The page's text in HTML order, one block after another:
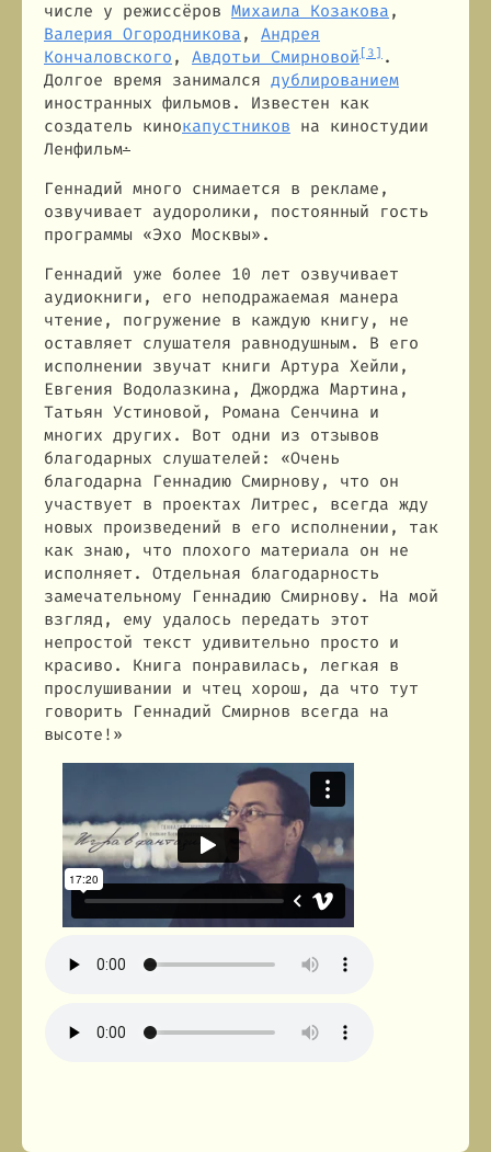
числе у режиссёров Михаила Козакова ,
Валерия Огородникова , Андрея
Кончаловского , Авдотьи Смирновой [3] .
Долгое время занимался дублированием
иностранных фильмов. Известен как
создатель кинокапустников на киностудии
Ленфильм.
Геннадий много снимается в рекламе,
озвучивает аудоролики, постоянный гость
программы «Эхо Москвы».
Геннадий уже более 10 лет озвучивает
аудиокниги, его неподражаемая манера
чтение, погружение в каждую книгу, не
оставляет слушателя равнодушным. В его
исполнении звучат книги Артура Хейли,
Евгения Водолазкина, Джорджа Мартина,
Татьян Устиновой, Романа Сенчина и
многих других. Вот одни из отзывов
благодарных слушателей: «Очень
благодарна Геннадию Смирнову, что он
участвует в проектах Литрес, всегда жду
новых произведений в его исполнении, так
как знаю, что плохого материала он не
исполняет. Отдельная благодарность
замечательному Геннадию Смирнову. На мой
взгляд, ему удалось передать этот
непростой текст удивительно просто и
красиво. Книга понравилась, легкая в
прослушивании и чтец хорош, да что тут
говорить Геннадий Смирнов всегда на
высоте!»